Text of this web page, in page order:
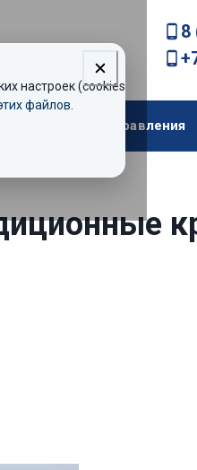
8
Направления
настроек (cookies).
файлов